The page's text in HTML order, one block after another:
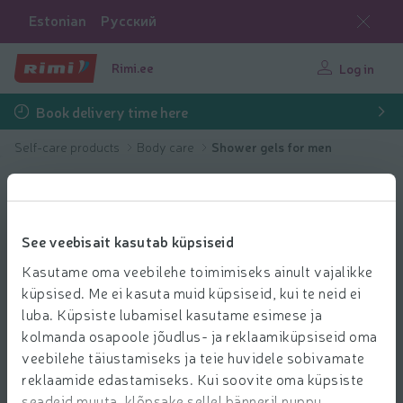
See veebisait kasutab küpsiseid
Kasutame oma veebilehe toimimiseks ainult vajalikke
küpsised. Me ei kasuta muid küpsiseid, kui te neid ei
luba. Küpsiste lubamisel kasutame esimese ja
kolmanda osapoole jõudlus- ja reklaamiküpsiseid oma
veebilehe täiustamiseks ja teie huvidele sobivamate
reklaamide edastamiseks. Kui soovite oma küpsiste
Estonian Русский
Rimi.ee Log in
Book delivery time here
Self-care products Body care Shower gels for men